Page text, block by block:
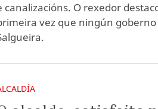
canalizacións. O rexedor
vez que ningún